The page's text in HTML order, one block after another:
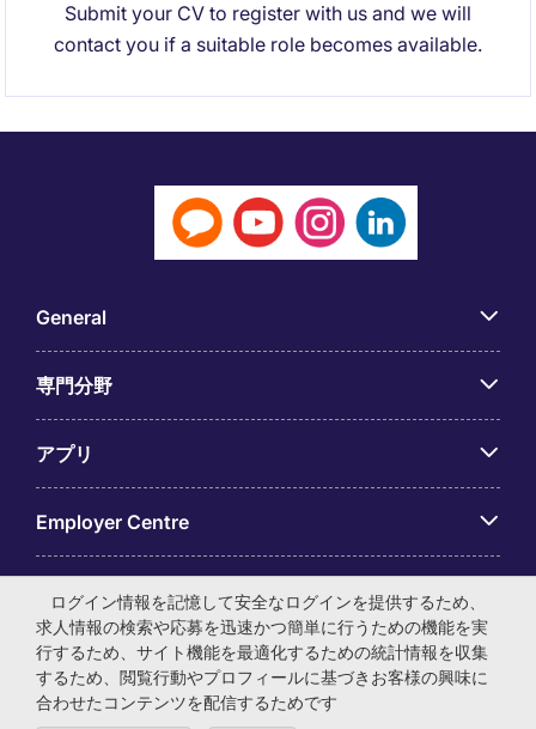
Submit your CV to register with us and we will
contact you if a suitable role becomes available.
General
専門分野
アプリ
Employer Centre
© マイケル・ペイジ・インターナショナル・ジャパン株式会
社 法人番号：0104-01-043253 本社所在地：〒105-0001 東
京都港区虎ノ門4-3-13 ヒューリック神谷町ビル6階 有料職業
ログイン情報を記憶して安全なログインを提供するため、
求人情報の検索や応募を迅速かつ簡単に行うための機能を実
行するため、サイト機能を最適化するための統計情報を収集
するため、閲覧行動やプロフィールに基づきお客様の興味に
合わせたコンテンツを配信するためです